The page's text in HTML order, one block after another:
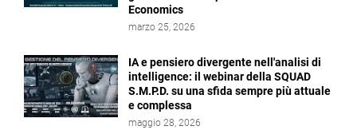
Economics
marzo 25, 2026
IA e pensiero divergente nell'analisi di
intelligence: il webinar della SQUAD
S.M.P.D. su una sfida sempre più attuale
e complessa
maggio 28, 2026